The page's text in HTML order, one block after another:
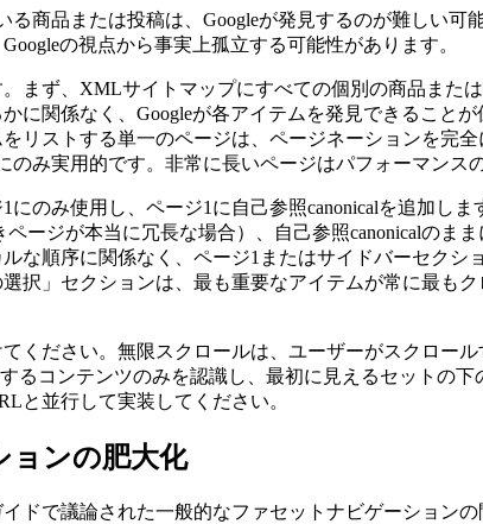
商品または投稿は、Googleが発見するのが難しい
の視点から事実上孤立する可能性があります。
まず、XMLサイトマップにすべての個別の商品また
に関係なく、Googleが各アイテムを発見できること
リストする単一のページは、ページネーションを完
み実用的です。非常に長いページはパフォーマンス
のみ使用し、ページ1に自己参照canonicalを追加し
ージが本当に冗長な場合）、自己参照canonicalのま
な順序に関係なく、ページ1またはサイドバーセク
択」セクションは、最も重要なアイテムが常に最も
ください。無限スクロールは、ユーザーがスクロー
るコンテンツのみを認識し、最初に見えるセットの
と並行して実装してください。
ョンの肥大化
ドで議論された一般的なファセットナビゲーション